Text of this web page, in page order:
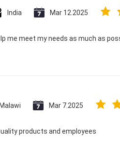
India Mar 12.2025
me meet my needs as much as
Malawi Mar 7.2025
products and employees